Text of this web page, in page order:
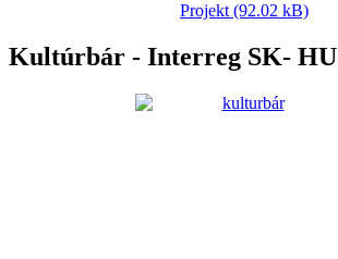
Projekt (92.02 kB)
Kultúrbár - Interreg SK- HU